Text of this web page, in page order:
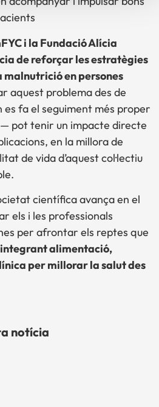
i la Fundació Alícia
de reforçar les estratègies
en persones
aquest problema des de
es fa el seguiment més proper
pot tenir un impacte directe
en la millora de
de vida d’aquest col·lectiu
científica avança en el
els i les professionals
per afrontar els reptes que
integrant alimentació,
per millorar la salut des
notícia